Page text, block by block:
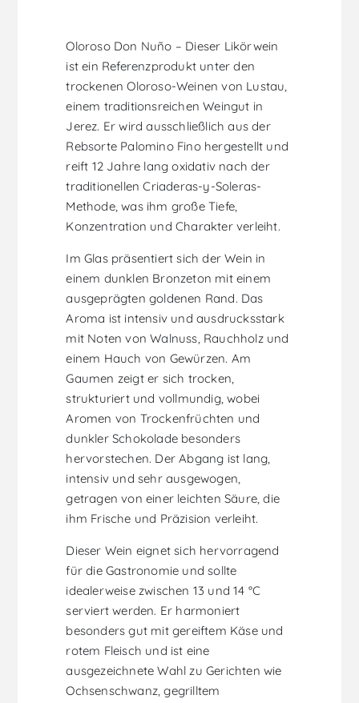
Oloroso Don Nuño – Dieser Likörwein
ist ein Referenzprodukt unter den
trockenen Oloroso-Weinen von Lustau,
einem traditionsreichen Weingut in
Jerez. Er wird ausschließlich aus der
Rebsorte Palomino Fino hergestellt und
reift 12 Jahre lang oxidativ nach der
traditionellen Criaderas-y-Soleras-
Methode, was ihm große Tiefe,
Konzentration und Charakter verleiht.
Im Glas präsentiert sich der Wein in
einem dunklen Bronzeton mit einem
ausgeprägten goldenen Rand. Das
Aroma ist intensiv und ausdrucksstark
mit Noten von Walnuss, Rauchholz und
einem Hauch von Gewürzen. Am
Gaumen zeigt er sich trocken,
strukturiert und vollmundig, wobei
Aromen von Trockenfrüchten und
dunkler Schokolade besonders
hervorstechen. Der Abgang ist lang,
intensiv und sehr ausgewogen,
getragen von einer leichten Säure, die
ihm Frische und Präzision verleiht.
Dieser Wein eignet sich hervorragend
für die Gastronomie und sollte
idealerweise zwischen 13 und 14 °C
serviert werden. Er harmoniert
besonders gut mit gereiftem Käse und
rotem Fleisch und ist eine
ausgezeichnete Wahl zu Gerichten wie
Ochsenschwanz, gegrilltem